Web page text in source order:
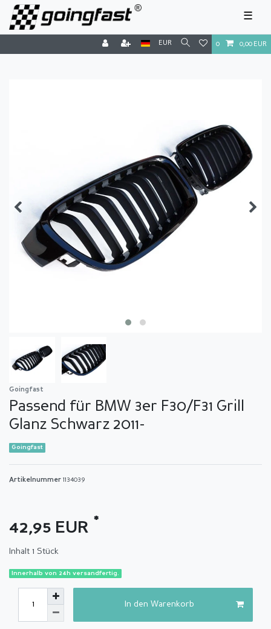
☰
EUR 0 0,00 EUR
Goingfast
Passend für BMW 3er F30/F31 Grill
Glanz Schwarz 2011-
Goingfast
Artikelnummer 1134039
42,95 EUR *
Inhalt 1 Stück
Innerhalb von 24h versandfertig.
In den Warenkorb